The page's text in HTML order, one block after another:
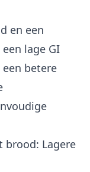
en een
lage GI
betere
brood: Lagere